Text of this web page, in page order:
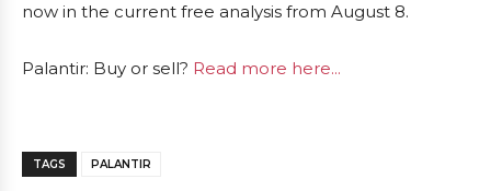
now in the current free analysis from August 8.
Palantir: Buy or sell? Read more here...
TAGS PALANTIR